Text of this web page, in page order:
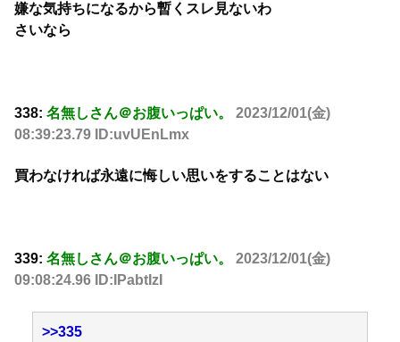
嫌な気持ちになるから暫くスレ見ないわ
さいなら
338: 名無しさん＠お腹いっぱい。
2023/12/01(金)
08:39:23.79 ID:uvUEnLmx
買わなければ永遠に悔しい思いをすることはない
339: 名無しさん＠お腹いっぱい。
2023/12/01(金)
09:08:24.96 ID:IPabtIzI
>>335